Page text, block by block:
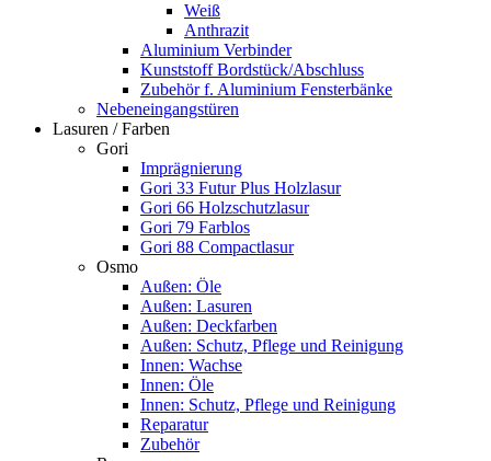
Weiß
Anthrazit
Aluminium Verbinder
Kunststoff Bordstück/Abschluss
Zubehör f. Aluminium Fensterbänke
Nebeneingangstüren
Lasuren / Farben
Gori
Imprägnierung
Gori 33 Futur Plus Holzlasur
Gori 66 Holzschutzlasur
Gori 79 Farblos
Gori 88 Compactlasur
Osmo
Außen: Öle
Außen: Lasuren
Außen: Deckfarben
Außen: Schutz, Pflege und Reinigung
Innen: Wachse
Innen: Öle
Innen: Schutz, Pflege und Reinigung
Reparatur
Zubehör